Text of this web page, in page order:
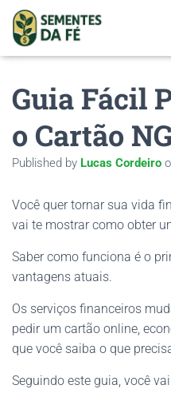
Guia Fácil
o Cartão
Published by Lucas Cordeiro
Você quer tornar sua vida
vai te mostrar como obter
Saber como funciona é o
vantagens atuais.
Os serviços financeiros
pedir um cartão online,
que você saiba o que
Seguindo este guia, você